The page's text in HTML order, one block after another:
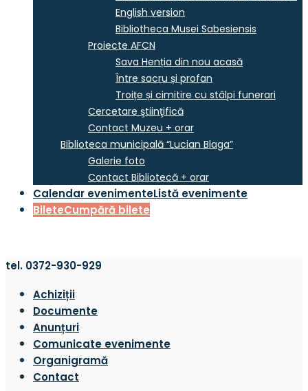
English version
Bibliotheca Musei Sabesiensis
Proiecte AFCN
Sava Henția din nou acasă
Între sacru și profan
Troițe și cimitire cu stâlpi funerari
Cercetare ştiinţifică
Contact Muzeu + orar
Biblioteca municipală “Lucian Blaga”
Galerie foto
Contact Bibliotecă + orar
Calendar evenimenteListă evenimente
BileteCumpără bilete
tel. 0372-930-929
Achiziții
Documente
Anunțuri
Comunicate evenimente
Organigramă
Contact